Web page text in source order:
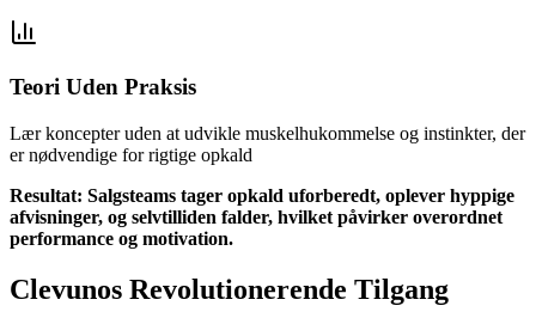
Teori Uden Praksis
Lær koncepter uden at udvikle muskelhukommelse og instinkter, der
er nødvendige for rigtige opkald
Resultat: Salgsteams tager opkald uforberedt, oplever hyppige
afvisninger, og selvtilliden falder, hvilket påvirker overordnet
performance og motivation.
Clevunos Revolutionerende Tilgang